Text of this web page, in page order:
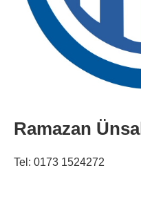
Ramazan Ünsal
Tel: 0173 1524272